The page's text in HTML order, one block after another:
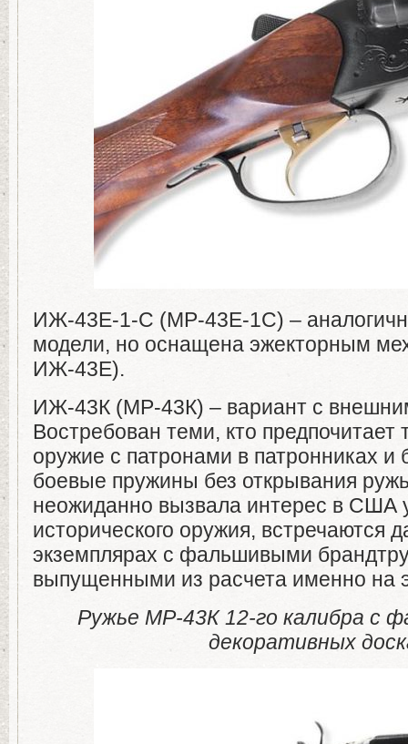
ИЖ-43Е-1-С (МР-43Е-1С) –
модели, но оснащена эжекторным
ИЖ-43Е).
ИЖ-43К (МР-43К) – вариант с
Востребован теми, кто предпочитает
оружие с патронами в патронниках и
боевые пружины без открывания
неожиданно вызвала интерес в США
исторического оружия, встречаются
экземплярах с фальшивыми
выпущенными из расчета именно на
Ружье МР-43К 12-го калибра с
декоративных